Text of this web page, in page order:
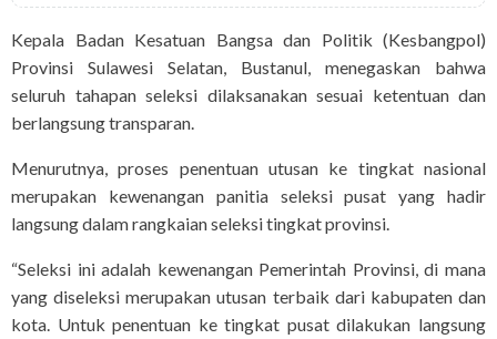
Kepala Badan Kesatuan Bangsa dan Politik (Kesbangpol)
Provinsi Sulawesi Selatan, Bustanul, menegaskan bahwa
seluruh tahapan seleksi dilaksanakan sesuai ketentuan dan
berlangsung transparan.
Menurutnya, proses penentuan utusan ke tingkat nasional
merupakan kewenangan panitia seleksi pusat yang hadir
langsung dalam rangkaian seleksi tingkat provinsi.
“Seleksi ini adalah kewenangan Pemerintah Provinsi, di mana
yang diseleksi merupakan utusan terbaik dari kabupaten dan
kota. Untuk penentuan ke tingkat pusat dilakukan langsung